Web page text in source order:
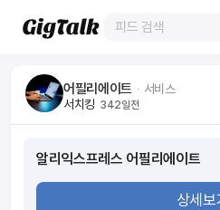
어필리에이트 ᆞ 서비스
서치킹 342일전
알리익스프레스 어필리에이트
상세보